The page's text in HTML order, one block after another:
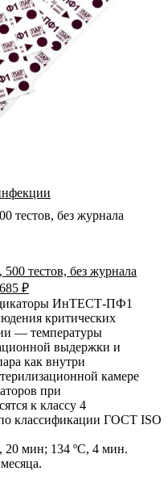
тестов, без журнала
, 500 тестов, без журнала
685 ₽
ИнТЕСТ-ПФ1
критических
— температуры
выдержки и
как внутри
камере
при
к классу 4
классификации ГОСТ ISO
мин; 134 ºС, 4 мин.